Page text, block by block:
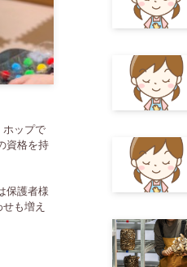
ップで
資格を持
護者様
も増え